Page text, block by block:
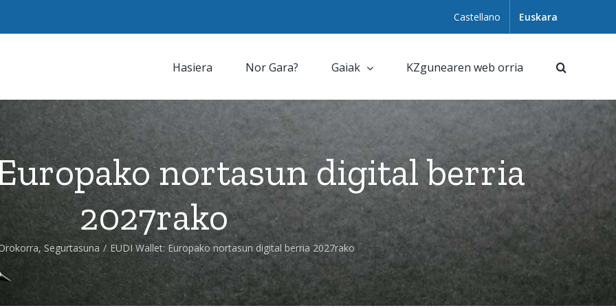
Castellano Euskara
Hasiera Nor Gara? Gaiak KZgunearen web orria
nortasun digital berria
2027rako
, Segurtasuna / EUDI Wallet: Europako nortasun digital berria 2027rako